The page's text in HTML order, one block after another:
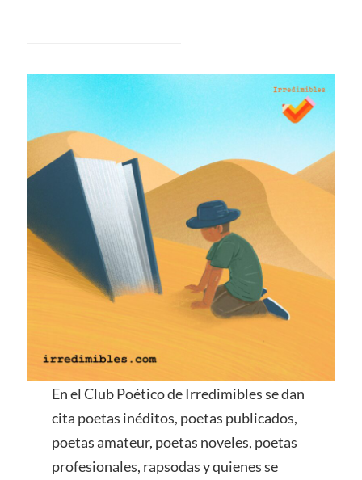
En el Club Poético de Irredimibles se dan
cita poetas inéditos, poetas publicados,
poetas amateur, poetas noveles, poetas
profesionales, rapsodas y quienes se